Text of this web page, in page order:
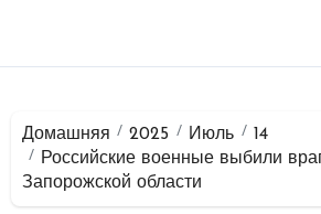
Домашняя 2025 Июль
14
Российские военные выбили
Запорожской области